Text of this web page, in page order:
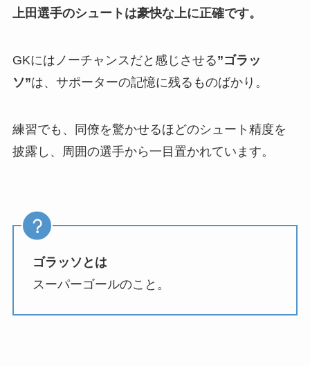
上田選手のシュートは豪快な上に正確です。
GKにはノーチャンスだと感じさせる”ゴラッ
ソ”は、サポーターの記憶に残るものばかり。
練習でも、同僚を驚かせるほどのシュート精度を
披露し、周囲の選手から一目置かれています。
ゴラッソとは
スーパーゴールのこと。